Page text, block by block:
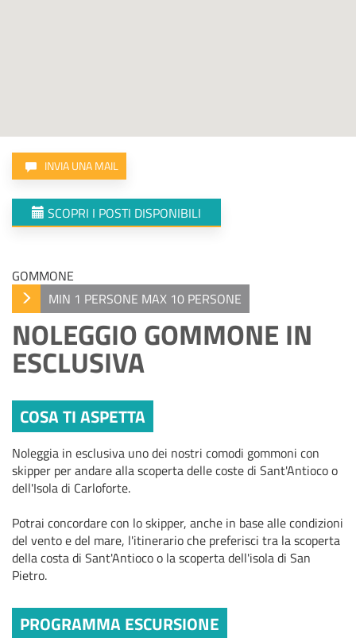
INVIA UNA MAIL
SCOPRI I POSTI DISPONIBILI
GOMMONE
MIN 1 PERSONE MAX 10 PERSONE
NOLEGGIO GOMMONE IN
ESCLUSIVA
COSA TI ASPETTA
Noleggia in esclusiva uno dei nostri comodi gommoni con
skipper per andare alla scoperta delle coste di Sant'Antioco o
dell'Isola di Carloforte.
Potrai concordare con lo skipper, anche in base alle condizioni
del vento e del mare, l'itinerario che preferisci tra la scoperta
della costa di Sant'Antioco o la scoperta dell'isola di San
Pietro.
PROGRAMMA ESCURSIONE